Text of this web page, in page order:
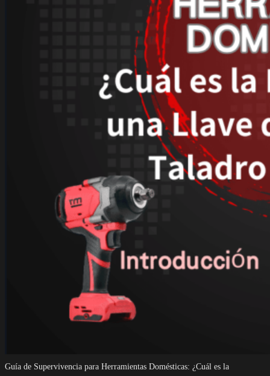
Guía de Supervivencia para Herramientas Domésticas: ¿Cuál es la